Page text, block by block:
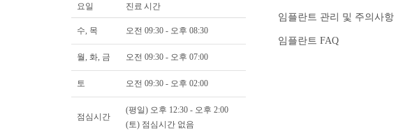
요일 진료 시간
수, 목 오전 09:30 - 오후 08:30
월, 화, 금 오전 09:30 - 오후 07:00
토 오전 09:30 - 오후 02:00
점심시간
(평일) 오후 12:30 - 오후 2:00
(토) 점심시간 없음
임플란트 관리 및 주의사항
임플란트 FAQ